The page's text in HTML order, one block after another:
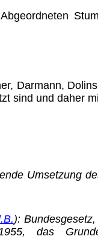
Darmann,
sind und daher
Umsetzung
):
das